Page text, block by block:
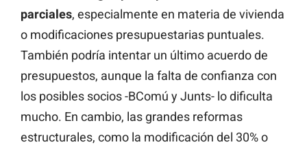
parciales, especialmente en materia de vivienda
o modificaciones presupuestarias puntuales.
También podría intentar un último acuerdo de
presupuestos, aunque la falta de confianza con
los posibles socios -BComú y Junts- lo dificulta
mucho. En cambio, las grandes reformas
estructurales, como la modificación del 30% o